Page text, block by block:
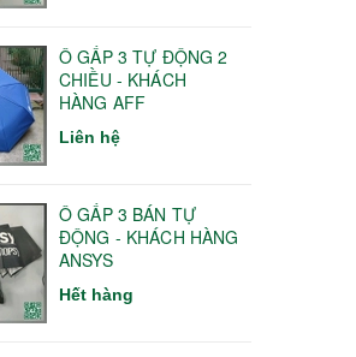
Ô GẤP 3 TỰ ĐỘNG 2
CHIỀU - KHÁCH
HÀNG AFF
Liên hệ
Ô GẤP 3 BÁN TỰ
ĐỘNG - KHÁCH HÀNG
ANSYS
Hết hàng